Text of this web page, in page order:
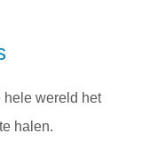
hele wereld het
halen.